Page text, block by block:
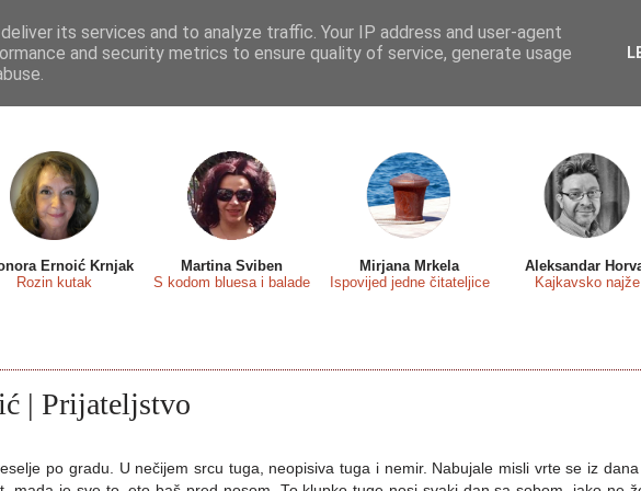
sa... Predstavljamo Osvrti Recenzije Eseji Svi natječaji
Ernoić Krnjak
Rozin kutak
Martina Sviben
S kodom bluesa i balade
Mirjana Mrkela
Ispovijed jedne čitateljice
Aleksandar
Kajkavsko najže
| Prijateljstvo
po gradu. U nečijem srcu tuga, neopisiva tuga i nemir. Nabujale misli vrte se iz
its services and to analyze traffic. Your IP address and user-agent
and security metrics to ensure quality of service, generate usage